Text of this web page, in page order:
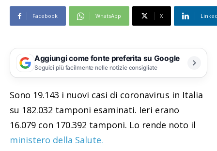
Facebook WhatsApp X
Aggiungi come fonte preferita su Google
Seguici più facilmente nelle notizie consigliate
Sono 19.143 i nuovi casi di coronavirus in Italia
su 182.032 tamponi esaminati. Ieri erano
16.079 con 170.392 tamponi. Lo rende noto il
ministero della Salute.